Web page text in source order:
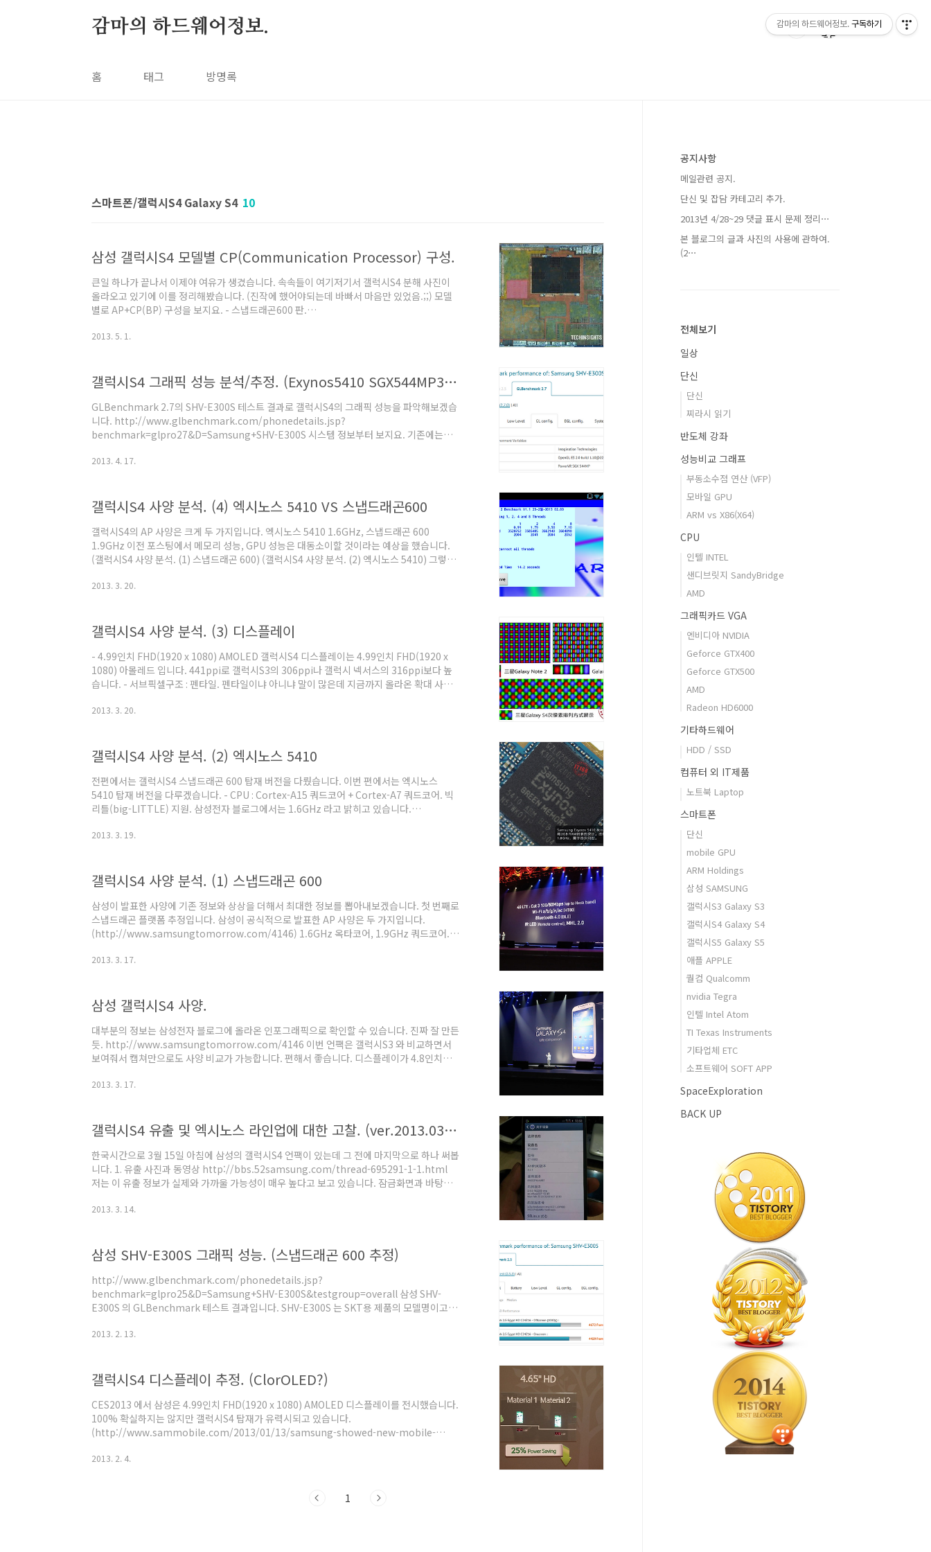
감마의 하드웨어정보.
홈 태그 방명록
스마트폰/갤럭시S4 Galaxy S4 10
삼성 갤럭시S4 모델별 CP(Communication Processor) 구성.
큰일 하나가 끝나서 이제야 여유가 생겼습니다. 속속들이 여기저기서 갤럭시S4 분해 사진이
올라오고 있기에 이를 정리해봤습니다. (진작에 했어야되는데 바빠서 마음만 있었음.;;) 모델
별로 AP+CP(BP) 구성을 보지요. - 스냅드래곤600 판.
컴 스냅드래곤600(APQ8064T) + 퀄컴 MDM9215M 북미판이겠지요? EV-DO 지원이 필요
400MHz -> 500MHz, GPU클럭..
2013. 5. 1.
갤럭시S4 그래픽 성능 분석/추정. (Exynos5410 SGX544MP3) update
GLBenchmark 2.7의 SHV-E300S 테스트 결과로 갤럭시S4의 그래픽 성능을 파악해보겠습
니다. http://www.glbenchmark.com/phonedetails.jsp?
benchmark=glpro27&D=Samsung+SHV-E300S 시스템 정보부터 보지요. 기존에는
2.5 때와 달라졌습니다. - GPU : SGX544MP 엑시노스 5410 탑재 갤럭시S4의 GPU가
되던 unive..
2013. 4. 17.
갤럭시S4 사양 분석. (4) 엑시노스 5410 VS 스냅드래곤600
갤럭시S4의 AP 사양은 크게 두 가지입니다. 엑시노스 5410 1.6GHz, 스냅드래곤 600
1.9GHz 이전 포스팅에서 메모리 성능, GPU 성능은 대동소이할 것이라는 예상을 했습니다.
(갤럭시S4 사양 분석. (1) 스냅드래곤 600) (갤럭시S4 사양 분석. (2) 엑시노스 5410) 그렇다
정도인지 추측해보겠습니다. 우선 이론적인 성능을 확인해보겠습니다. 제조사들이 대표 성능
표가 될 수 없다고 주장하면서 SpecINT2000 ..
2013. 3. 20.
갤럭시S4 사양 분석. (3) 디스플레이
- 4.99인치 FHD(1920 x 1080) AMOLED 갤럭시S4 디스플레이는 4.99인치 FHD(1920 x
1080) 아몰레드 입니다. 441ppi로 갤럭시S3의 306ppi나 갤럭시 넥서스의 316ppi보다 높
습니다. - 서브픽셀구조 : 펜타일. 펜타일이냐 아니냐 말이 많은데 지금까지 올라온 확대 사진
(http://mobile.it168.com/a2013/0313/1461/000001461394_all.shtml) 최초 유출
서브픽셀 배치인 것은 맞습니다...
2013. 3. 20.
갤럭시S4 사양 분석. (2) 엑시노스 5410
전편에서는 갤럭시S4 스냅드래곤 600 탑재 버전을 다뤘습니다. 이번 편에서는 엑시노스
5410 탑재 버전을 다루겠습니다. - CPU : Cortex-A15 쿼드코어 + Cortex-A7 쿼드코어. 빅
리틀(big-LITTLE) 지원. 삼성전자 블로그에서는 1.6GHz 라고 밝히고 있습니다.
의 것인지 논란이 있을 수 있지만, 정황상 A15 클럭으로 생각됩니다. ISSCC 2013 삼성 자료.
어..
2013. 3. 19.
갤럭시S4 사양 분석. (1) 스냅드래곤 600
삼성이 발표한 사양에 기존 정보와 상상을 더해서 최대한 정보를 뽑아내보겠습니다. 첫 번째로
스냅드래곤 플랫폼 추정입니다. 삼성이 공식적으로 발표한 AP 사양은 두 가지입니다.
(http://www.samsungtomorrow.com/4146) 1.6GHz 옥타코어, 1.9GHz 쿼드코어.
플랫폼에 대해 분석해보겠습니다. 퀄컴에서 갤럭시S4에 스냅드래곤 600이 탑재되었다고 밝
s-4-launching-select-regions-snapdragon-600-processors) 스냅드래..
2013. 3. 17.
삼성 갤럭시S4 사양.
대부분의 정보는 삼성전자 블로그에 올라온 인포그래픽으로 확인할 수 있습니다. 진짜 잘 만든
듯. http://www.samsungtomorrow.com/4146 이번 언팩은 갤럭시S3 와 비교하면서
보여줘서 캡쳐만으로도 사양 비교가 가능합니다. 편해서 좋습니다. 디스플레이가 4.8인치에
려 0.8mm 줄었습니다. 좌우 베젤이 3.2mm 정도 줄어든 것. 세로도 디스플레이가 4.2mm
하긴 합니다. 두 가지 컬러. Cat.4 LTE-Advan..
2013. 3. 17.
갤럭시S4 유출 및 엑시노스 라인업에 대한 고찰. (ver.2013.03.14)
한국시간으로 3월 15일 아침에 삼성의 갤럭시S4 언팩이 있는데 그 전에 마지막으로 하나 써봅
니다. 1. 유출 사진과 동영상 http://bbs.52samsung.com/thread-695291-1-1.html
저는 이 유출 정보가 실제와 가까울 가능성이 매우 높다고 보고 있습니다. 잠금화면과 바탕화
에 조작설이 제기될 빌미를 제공했지만, 이번 것은 그렇지 않은 가능성이 높습니다. 저 내용이
난 것이 걸리지만, 소위 말하는 도시락이라면 외관이..
2013. 3. 14.
삼성 SHV-E300S 그래픽 성능. (스냅드래곤 600 추정)
http://www.glbenchmark.com/phonedetails.jsp?
benchmark=glpro25&D=Samsung+SHV-E300S&testgroup=overall 삼성 SHV-
E300S 의 GLBenchmark 테스트 결과입니다. SHV-E300S 는 SKT용 제품의 모델명이고,
지 여부는 마지막에 다루기로 하겠습니다. 퀄컴 AP가 들어갑니다. GPU는 Adreno320
정도. 어쨌든 퀄컴 AP가 들어간건 확실하..
2013. 2. 13.
갤럭시S4 디스플레이 추정. (ClorOLED?)
CES2013 에서 삼성은 4.99인치 FHD(1920 x 1080) AMOLED 디스플레이를 전시했습니다.
100% 확실하지는 않지만 갤럭시S4 탑재가 유력시되고 있습니다.
(http://www.sammobile.com/2013/01/13/samsung-showed-new-mobile-
패널도 공개했지요. 갤럭시 팝이 4.65인치던데 이 패널이 들어간 것일지도 모르겠습니다.
2013. 2. 4.
1
공지사항
메일관련 공지.
단신 및 잡담 카테고리 추가.
2013년 4/28~29 댓글 표시 문제 정리⋯
본 블로그의 글과 사진의 사용에 관하여.
(2⋯
전체보기
일상
단신
단신
찌라시 읽기
반도체 강좌
성능비교 그래프
부동소수점 연산 (VFP)
모바일 GPU
ARM vs X86(X64)
CPU
인텔 INTEL
샌디브릿지 SandyBridge
AMD
그래픽카드 VGA
엔비디아 NVIDIA
Geforce GTX400
Geforce GTX500
AMD
Radeon HD6000
기타하드웨어
HDD / SSD
컴퓨터 외 IT제품
노트북 Laptop
스마트폰
단신
mobile GPU
ARM Holdings
삼성 SAMSUNG
갤럭시S3 Galaxy S3
갤럭시S4 Galaxy S4
갤럭시S5 Galaxy S5
애플 APPLE
퀄컴 Qualcomm
nvidia Tegra
인텔 Intel Atom
TI Texas Instruments
기타업체 ETC
소프트웨어 SOFT APP
SpaceExploration
BACK UP
감마의 하드웨어정보. 구독하기